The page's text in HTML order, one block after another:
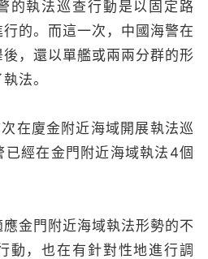
的執法巡查行動是以固定路
的。而這一次，中國海警在
，還以單艦或兩兩分群的形
法。
廈金附近海域開展執法巡
經在金門附近海域執法4個
門附近海域執法形勢的不
動，也在有針對性地進行調